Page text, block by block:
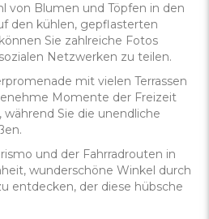
von Blumen und Töpfen in den
den kühlen, gepflasterten
Sie zahlreiche Fotos
Netzwerken zu teilen.
mit vielen Terrassen
Momente der Freizeit
Sie die unendliche
und der Fahrradrouten in
wunderschöne Winkel durch
entdecken, der diese hübsche